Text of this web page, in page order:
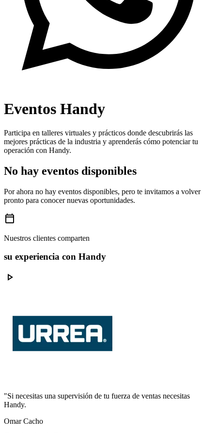
Eventos Handy
Participa en talleres virtuales y prácticos donde descubrirás las
mejores prácticas de la industria y aprenderás cómo potenciar tu
operación con Handy.
No hay eventos disponibles
Por ahora no hay eventos disponibles, pero te invitamos a volver
pronto para conocer nuevas oportunidades.
calendar_today
Nuestros clientes comparten
su experiencia con Handy
play_arrow
"Si necesitas una supervisión de tu fuerza de ventas necesitas
Handy.
Omar Cacho